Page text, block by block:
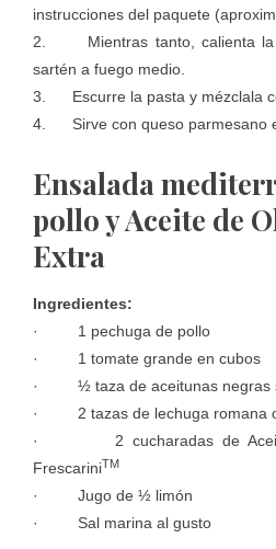
instrucciones del paquete
2. Mientras tanto, calienta la
sartén a fuego medio.
3. Escurre la pasta y mézclala
4. Sirve con queso parmesano
Ensalada
pollo y Aceite de
Extra
Ingredientes:
· 1 pechuga de pollo
· 1 tomate grande en cubos
· ½ taza de aceitunas negras
· 2 tazas de lechuga romana
· 2 cucharadas de Aceite
FrescariniTM
· Jugo de ½ limón
· Sal marina al gusto